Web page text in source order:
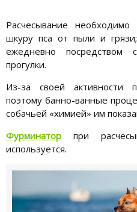
Расчесывание
шкуру пса от пыли и
ежедневно посредством
прогулки.
Из-за своей активности
поэтому банно-ванные
собачьей «химией» им
Фурминатор при
используется.